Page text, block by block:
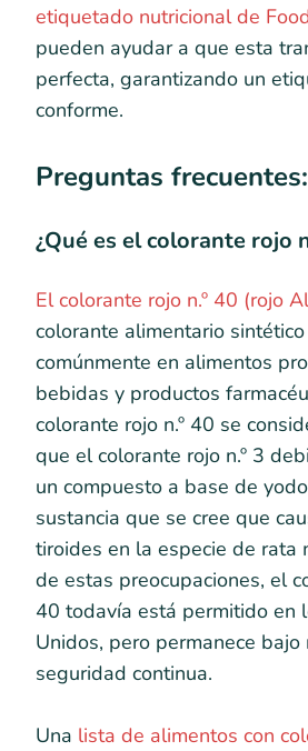
etiquetado nutricional de
pueden ayudar a que esta
perfecta, garantizando un
conforme.
Preguntas frecuentes:
¿Qué es el colorante rojo
El colorante rojo n.º 40 (rojo
colorante alimentario
comúnmente en alimentos
bebidas y productos
colorante rojo n.º 40 se
que el colorante rojo n.º 3
un compuesto a base de
sustancia que se cree que
tiroides en la especie de rata
de estas preocupaciones, el
40 todavía está permitido en
Unidos, pero permanece bajo
seguridad continua.
Una lista de alimentos con